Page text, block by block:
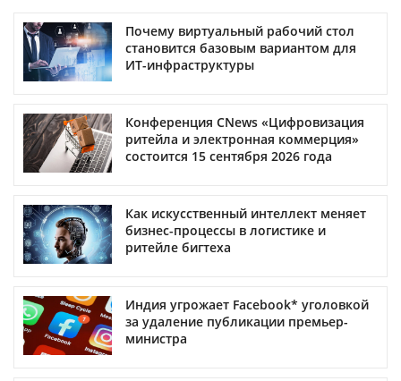
Почему виртуальный рабочий стол
становится базовым вариантом для
ИТ-инфраструктуры
Конференция CNews «Цифровизация
ритейла и электронная коммерция»
состоится 15 сентября 2026 года
Как искусственный интеллект меняет
бизнес-процессы в логистике и
ритейле бигтеха
Индия угрожает Facebook* уголовкой
за удаление публикации премьер-
министра